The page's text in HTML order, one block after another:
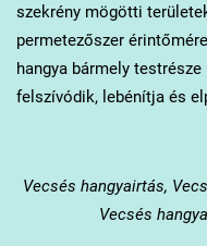
szekrény mögötti
permetezőszer
hangya bármely
felszívódik, lebénítja és
Vecsés hangyairtás,
Vecsés